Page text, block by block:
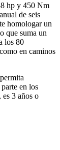
hp y 450 Nm
de seis
homologar un
que suma un
los 80
en caminos
en los
3 años o